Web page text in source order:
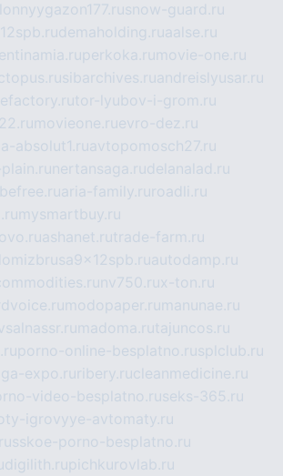
snow-guard.ru
demaholding.ruaalse.ru
perkoka.ru movie-one.ru
sibarchives.ruandreislyusar.ru
tor-lyubov-i-grom.ru
movieone.ruevro-dez.ru
absolut1.ruavtopomosch27.ru
plain.ru nertansaga.rudelanalad.ru
aria-family.ru roadli.ru
mysmartbuy.ru
ashanet.rutrade-farm.ru
autodamp.ru
nv750.rux-ton.ru
modopaper.ru manunae.ru
madoma.rutajuncos.ru
porno-online-besplatno.rusplclub.ru
expo.ru ribery.rucleanmedicine.ru
video-besplatno.ruseks-365.ru
igrovyye-avtomaty.ru
russkoe-porno-besplatno.ru
digilith.rupichkurovlab.ru